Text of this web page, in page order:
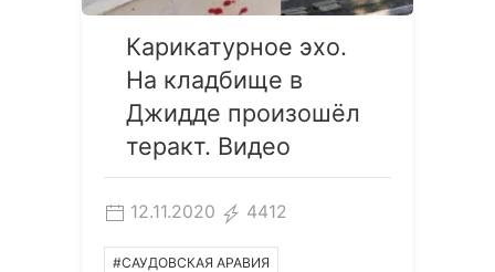
Карикатурное эхо.
На кладбище в
Джидде произошёл
теракт. Видео
12.11.2020 4412
#САУДОВСКАЯ АРАВИЯ